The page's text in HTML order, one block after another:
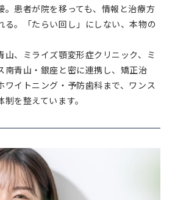
。患者が院を移っても、情報と治療方
る。「たらい回し」にしない、本物の
山、ミライズ顎変形症クリニック、ミ
南青山・銀座と密に連携し、矯正治
ワイトニング・予防歯科まで、ワンス
を整えています。